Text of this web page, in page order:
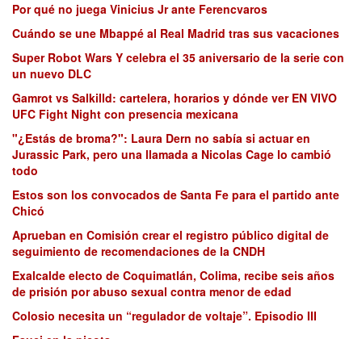
Por qué no juega Vinicius Jr ante Ferencvaros
Cuándo se une Mbappé al Real Madrid tras sus vacaciones
Super Robot Wars Y celebra el 35 aniversario de la serie con
un nuevo DLC
Gamrot vs Salkilld: cartelera, horarios y dónde ver EN VIVO
UFC Fight Night con presencia mexicana
"¿Estás de broma?": Laura Dern no sabía si actuar en
Jurassic Park, pero una llamada a Nicolas Cage lo cambió
todo
Estos son los convocados de Santa Fe para el partido ante
Chicó
Aprueban en Comisión crear el registro público digital de
seguimiento de recomendaciones de la CNDH
Exalcalde electo de Coquimatlán, Colima, recibe seis años
de prisión por abuso sexual contra menor de edad
Colosio necesita un “regulador de voltaje”. Episodio III